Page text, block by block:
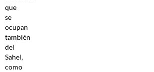
que
se
ocupan
también
del
Sahel,
como